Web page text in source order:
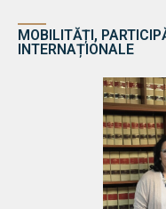
MOBILITĂȚI,
INTERNAȚIONALE